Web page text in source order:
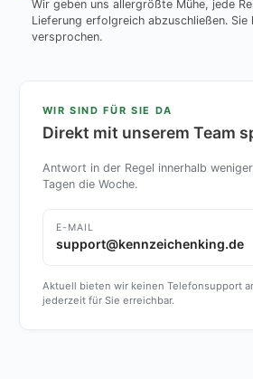
Wir geben uns allergrößte Mühe, jede
Lieferung erfolgreich abzuschließen.
versprochen.
WIR SIND FÜR SIE DA
Direkt mit unserem Team
Antwort in der Regel innerhalb
Tagen die Woche.
E-MAIL
support@kennzeichenking.de
Aktuell bieten wir keinen Telefonsupport
jederzeit für Sie erreichbar.